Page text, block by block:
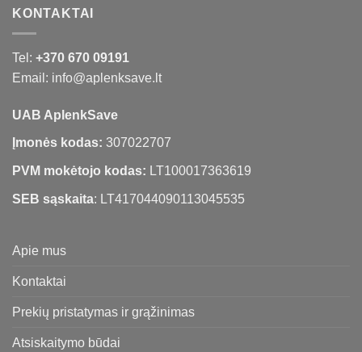
KONTAKTAI
Tel: +370 670 09191
Email: info@aplenksave.lt
UAB AplenkSave
Įmonės kodas: 307022707
PVM mokėtojo kodas: LT100017363619
SEB sąskaita: LT417044090113045535
Apie mus
Kontaktai
Prekių pristatymas ir grąžinimas
Atsiskaitymo būdai